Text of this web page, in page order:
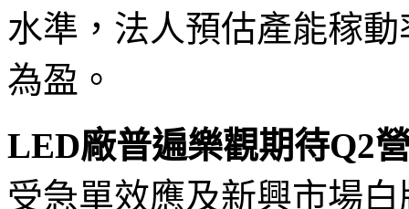
水準，法人預估產能稼
為盈。
LED廠普遍樂觀期待Q2
受急單效應及新興市場